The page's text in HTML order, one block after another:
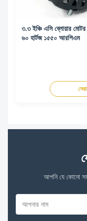
৩.৩ ইঞ্চি এসি ব্লোয়ার
৬০ হার্টজ ১৫৫০ আরপিএম
আপনি যে কোনো